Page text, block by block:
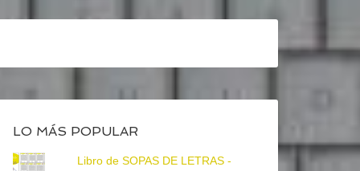
LO MÁS POPULAR
Libro de SOPAS DE LETRAS -